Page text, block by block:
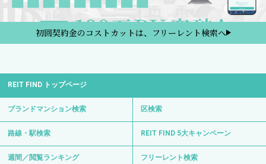
初回契約金のコストカットは、フリーレント検索へ
REIT FIND トップページ
ブランドマンション検索 区検索
路線・駅検索 REIT FIND 5大キャンペーン
週間／閲覧ランキング フリーレント検索